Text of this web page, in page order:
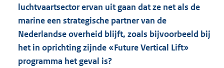
luchtvaartsector ervan uit gaan dat ze net als de
marine een strategische partner van de
Nederlandse overheid blijft, zoals bijvoorbeeld bij
het in oprichting zijnde «Future Vertical Lift»
programma het geval is?